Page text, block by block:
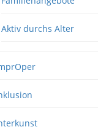
Aktiv durchs Alter